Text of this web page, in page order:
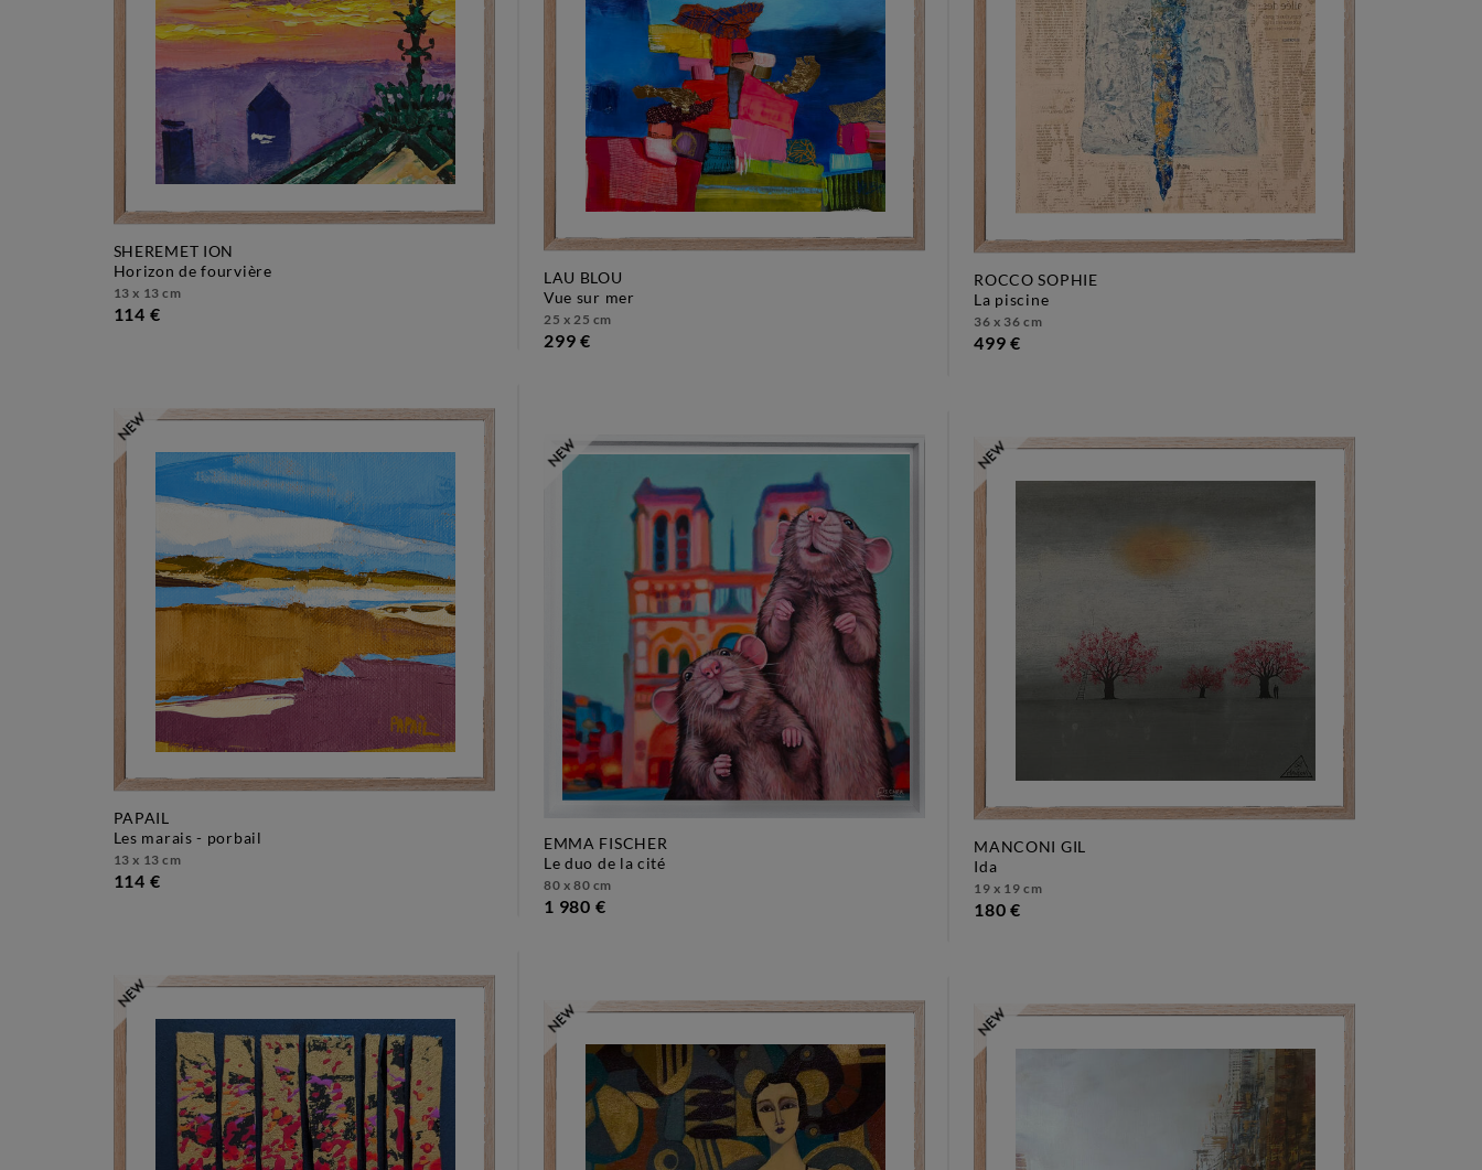
SHEREMET ION
horizon de fourvière
13 x 13 cm
114 €
LAU BLOU
vue sur mer
25 x 25 cm
299 €
ROCCO SOPHIE
la piscine
36 x 36 cm
499 €
PAPAIL
les marais - porbail
13 x 13 cm
114 €
EMMA FISCHER
le duo de la cité
80 x 80 cm
1 980 €
MANCONI GIL
ida
19 x 19 cm
180 €